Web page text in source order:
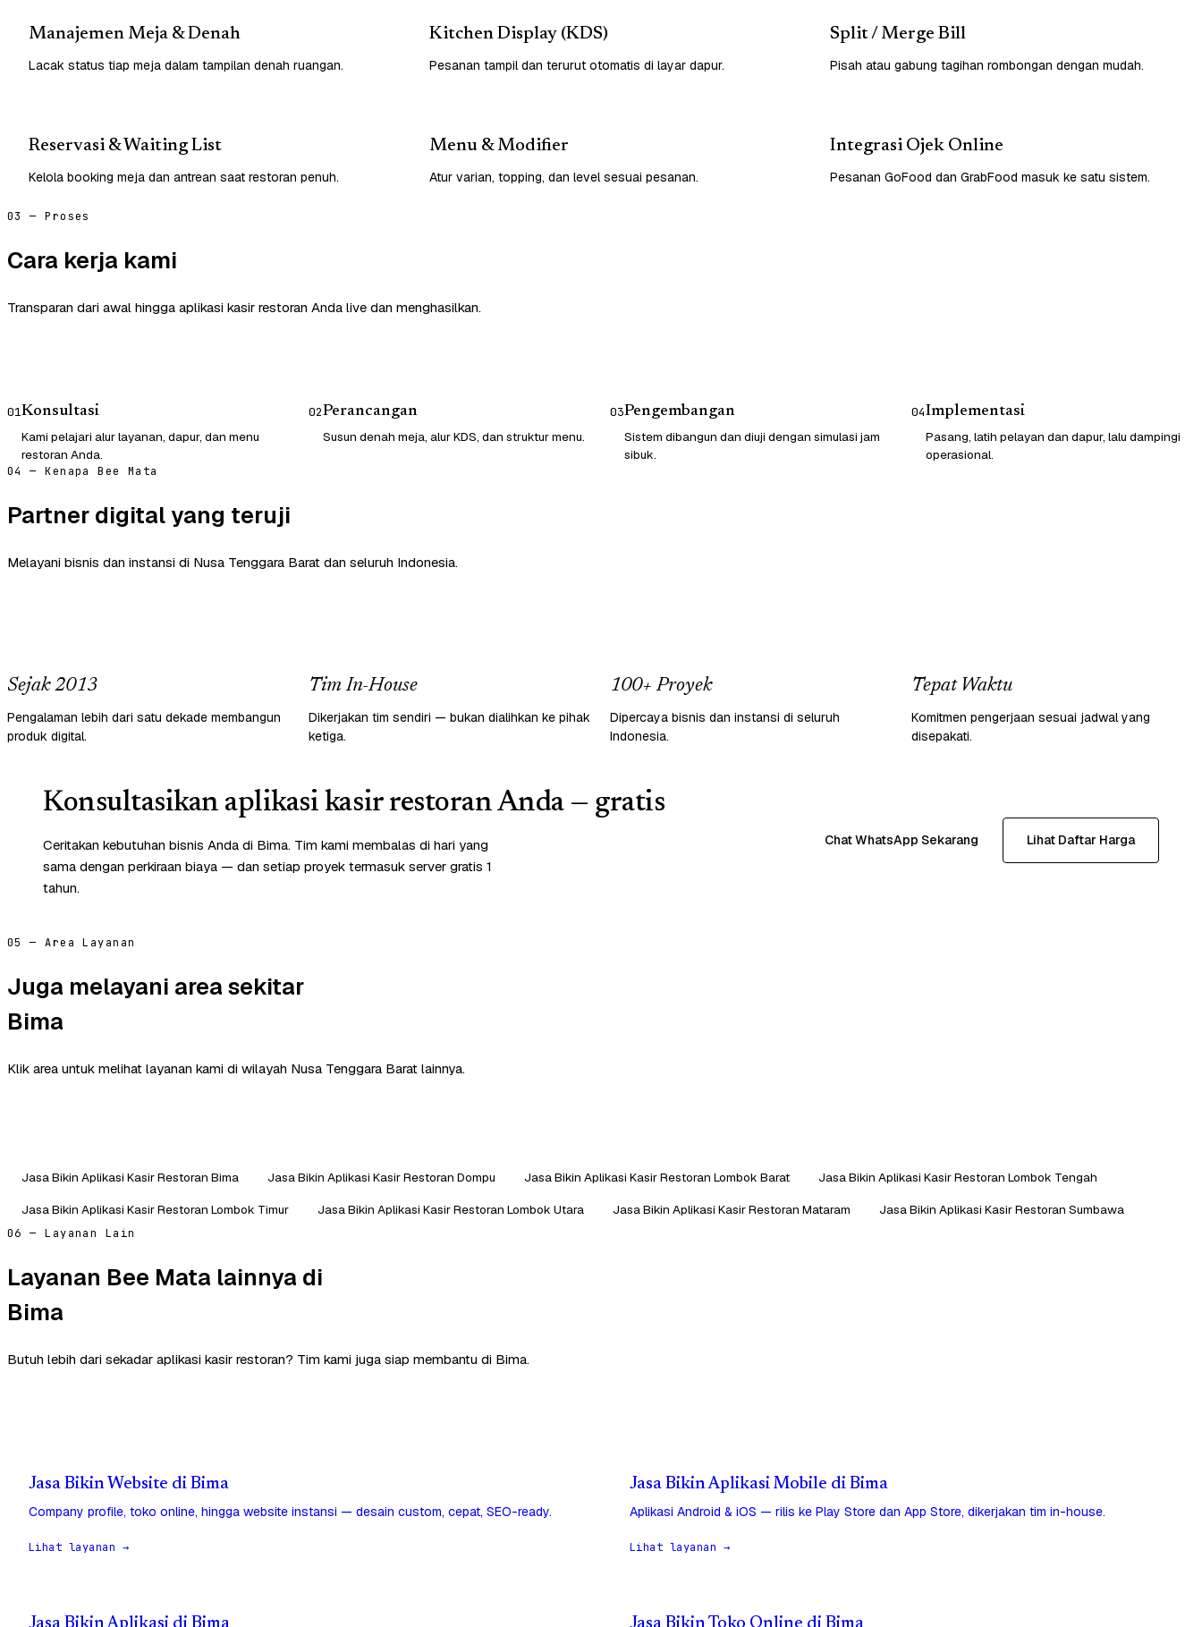
Manajemen Meja & Denah
Lacak status tiap meja dalam tampilan denah ruangan.
Kitchen Display (KDS)
Pesanan tampil dan terurut otomatis di layar dapur.
Split / Merge Bill
Pisah atau gabung tagihan rombongan dengan mudah.
Reservasi & Waiting List
Kelola booking meja dan antrean saat restoran penuh.
Menu & Modifier
Atur varian, topping, dan level sesuai pesanan.
Integrasi Ojek Online
Pesanan GoFood dan GrabFood masuk ke satu sistem.
03 — Proses
Cara kerja kami
Transparan dari awal hingga aplikasi kasir restoran Anda live dan menghasilkan.
01Konsultasi
Kami pelajari alur layanan, dapur, dan menu
restoran Anda.
02Perancangan
Susun denah meja, alur KDS, dan struktur menu.
03Pengembangan
Sistem dibangun dan diuji dengan simulasi jam
sibuk.
04Implementasi
Pasang, latih pelayan dan dapur, lalu dampingi
operasional.
04 — Kenapa Bee Mata
Partner digital yang teruji
Melayani bisnis dan instansi di Nusa Tenggara Barat dan seluruh Indonesia.
Sejak 2013
Pengalaman lebih dari satu dekade membangun
produk digital.
Tim In-House
Dikerjakan tim sendiri — bukan dialihkan ke pihak
ketiga.
100+ Proyek
Dipercaya bisnis dan instansi di seluruh
Indonesia.
Tepat Waktu
Komitmen pengerjaan sesuai jadwal yang
disepakati.
Konsultasikan aplikasi kasir restoran Anda — gratis
Ceritakan kebutuhan bisnis Anda di Bima. Tim kami membalas di hari yang
sama dengan perkiraan biaya — dan setiap proyek termasuk server gratis 1
tahun.
Chat WhatsApp Sekarang Lihat Daftar Harga
05 — Area Layanan
Juga melayani area sekitar
Bima
Klik area untuk melihat layanan kami di wilayah Nusa Tenggara Barat lainnya.
Jasa Bikin Aplikasi Kasir Restoran Bima Jasa Bikin Aplikasi Kasir Restoran Dompu Jasa Bikin Aplikasi Kasir Restoran Lombok Barat
Jasa Bikin Aplikasi Kasir Restoran Lombok Tengah
Jasa Bikin Aplikasi Kasir Restoran Lombok Timur
Jasa Bikin Aplikasi Kasir Restoran Lombok Utara Jasa Bikin Aplikasi Kasir Restoran Mataram Jasa Bikin Aplikasi Kasir Restoran Sumbawa
06 — Layanan Lain
Layanan Bee Mata lainnya di
Bima
Butuh lebih dari sekadar aplikasi kasir restoran? Tim kami juga siap membantu di Bima.
Jasa Bikin Website di Bima
Company profile, toko online, hingga website instansi — desain custom, cepat, SEO-ready.
Lihat layanan →
Jasa Bikin Aplikasi Mobile di Bima
Aplikasi Android & iOS — rilis ke Play Store dan App Store, dikerjakan tim in-house.
Lihat layanan →